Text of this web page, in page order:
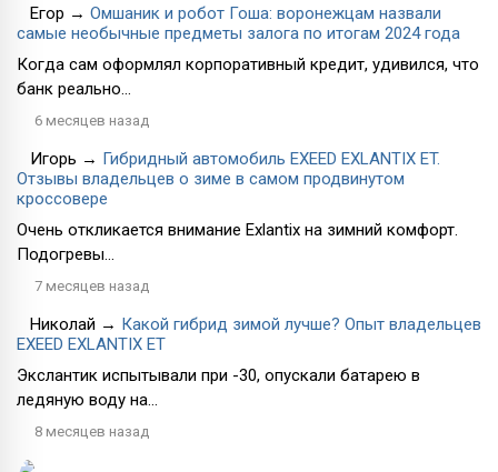
Егор → Омшаник и робот Гоша: воронежцам назвали
самые необычные предметы залога по итогам 2024 года
Когда сам оформлял корпоративный кредит, удивился, что
банк реально...
6 месяцев назад
Игорь → Гибридный автомобиль EXEED EXLANTIX ET.
Отзывы владельцев о зиме в самом продвинутом
кроссовере
Очень откликается внимание Exlantix на зимний комфорт.
Подогревы...
7 месяцев назад
Николай → Какой гибрид зимой лучше? Опыт владельцев
EXEED EXLANTIX ET
Экслантик испытывали при -30, опускали батарею в
ледяную воду на...
8 месяцев назад